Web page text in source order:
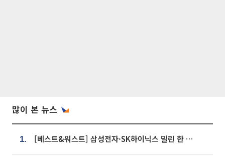
많이 본 뉴스
1. [베스트&워스트] 삼성전자·SK하이닉스 밀린 한 주…상상인증권은 85% 급등